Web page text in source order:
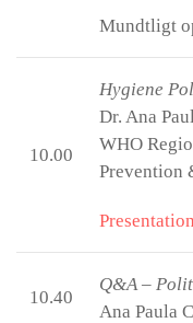
Mundtligt
10.00
Hygiene
Dr. Ana
WHO
Prevention
Presentation
10.40
Q&A –
Ana Paula